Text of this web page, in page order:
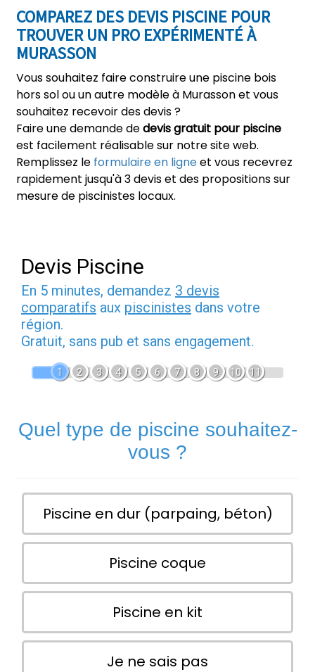
COMPAREZ DES DEVIS PISCINE POUR
TROUVER UN PRO EXPÉRIMENTÉ À
MURASSON
Vous souhaitez faire construire une piscine bois
hors sol ou un autre modèle à Murasson et vous
souhaitez recevoir des devis ?
Faire une demande dedevis gratuit pour piscine
est facilement réalisable sur notre site web.
Remplissez le formulaire en ligneet vous recevrez
rapidement jusqu'à 3 devis et des propositions sur
mesure de piscinistes locaux.
Devis Piscine
En 5 minutes, demandez 3 devis
comparatifs aux piscinistes dans votre
région.
Gratuit, sans pub et sans engagement.
1 2 3 4 5 6 7 8 9 10 11
Quel type de piscine souhaitez-
vous ?
Piscine en dur (parpaing, béton)
Piscine coque
Piscine en kit
Je ne sais pas